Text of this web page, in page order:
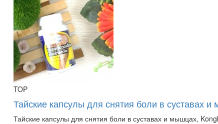
TOP
Тайские капсулы для снятия боли в суставах
Тайские капсулы для снятия боли в суставах и мышцах,